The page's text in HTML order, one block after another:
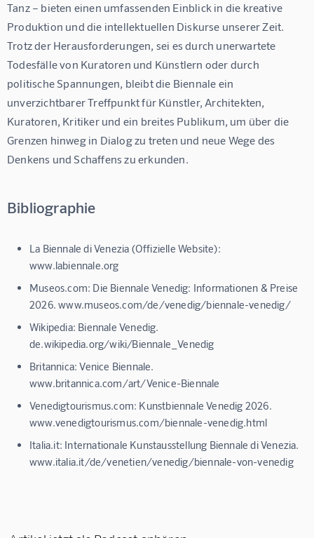
Tanz – bieten einen umfassenden Einblick in die kreative
Produktion und die intellektuellen Diskurse unserer Zeit.
Trotz der Herausforderungen, sei es durch unerwartete
Todesfälle von Kuratoren und Künstlern oder durch
politische Spannungen, bleibt die Biennale ein
unverzichtbarer Treffpunkt für Künstler, Architekten,
Kuratoren, Kritiker und ein breites Publikum, um über die
Grenzen hinweg in Dialog zu treten und neue Wege des
Denkens und Schaffens zu erkunden.
Bibliographie
La Biennale di Venezia (Offizielle Website):
www.labiennale.org
Museos.com: Die Biennale Venedig: Informationen & Preise
2026. www.museos.com/de/venedig/biennale-venedig/
Wikipedia: Biennale Venedig.
de.wikipedia.org/wiki/Biennale_Venedig
Britannica: Venice Biennale.
www.britannica.com/art/Venice-Biennale
Venedigtourismus.com: Kunstbiennale Venedig 2026.
www.venedigtourismus.com/biennale-venedig.html
Italia.it: Internationale Kunstausstellung Biennale di Venezia.
www.italia.it/de/venetien/venedig/biennale-von-venedig